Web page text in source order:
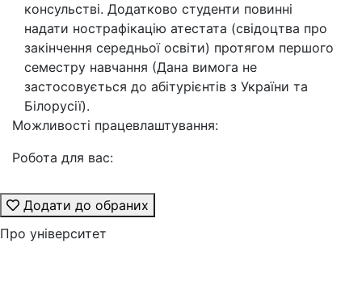
консульстві. Додатково студенти повинні
надати нострафікацію атестата (свідоцтва про
закінчення середньої освіти) протягом першого
семестру навчання (Дана вимога не
застосовується до абітурієнтів з України та
Білорусії).
Можливості працевлаштування:
Робота для вас:
Додати до обраних
Про університет